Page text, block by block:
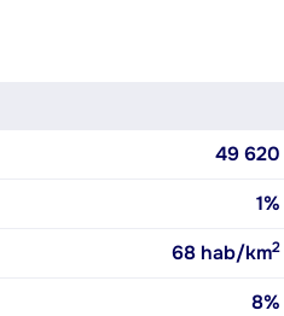
49 620
1%
68 hab/km2
8%